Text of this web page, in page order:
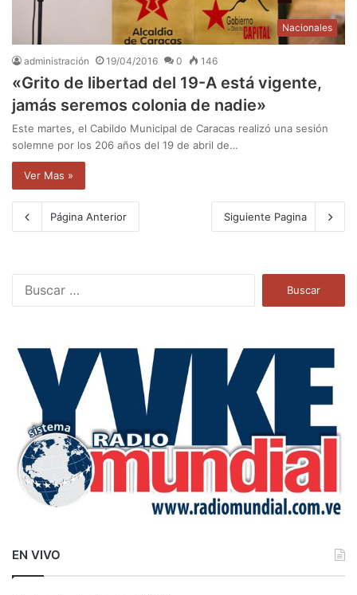
Nacionales
administración 19/04/2016 0 146
«Grito de libertad del 19-A está vigente,
jamás seremos colonia de nadie»
Este martes, el Cabildo Municipal de Caracas realizó una sesión
solemne por los 206 años del 19 de abril de…
Ver Mas »
Página Anterior Siguiente Pagina
a
EN VIVO